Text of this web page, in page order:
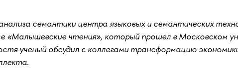
семантики центра языковых и семантических
«Малышевские чтения», который прошел в Московском
ученый обсудил с коллегами трансформацию